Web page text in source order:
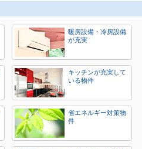
暖房設備・冷房設備
が充実
キッチンが充実して
いる物件
省エネルギー対策物
件